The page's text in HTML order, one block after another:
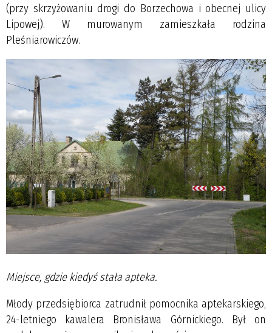
(przy skrzyżowaniu drogi do Borzechowa i obecnej ulicy
Lipowej). W murowanym zamieszkała rodzina
Pleśniarowiczów.
Miejsce, gdzie kiedyś stała apteka.
Młody przedsiębiorca zatrudnił pomocnika aptekarskiego,
24-letniego kawalera Bronisława Górnickiego. Był on